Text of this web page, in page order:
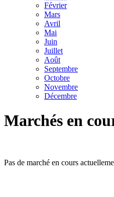
Février
Mars
Avril
Mai
Juin
Juillet
Août
Septembre
Octobre
Novembre
Décembre
Marchés en
Pas de marché en cours